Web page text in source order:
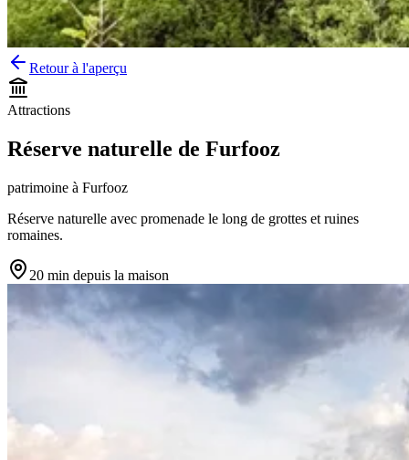
Retour à l'aperçu
Attractions
Réserve naturelle de Furfooz
patrimoine à Furfooz
Réserve naturelle avec promenade le long de grottes et ruines
romaines.
20 min depuis la maison